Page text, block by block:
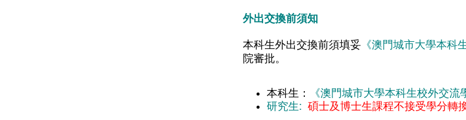
外出交換前須知
本科生外出交換前須填妥 《澳門城市大學本科
院審批。
本科生：
《澳門城市大學本科生校外交流
研究生: 碩士及博士生課程不接受學分轉